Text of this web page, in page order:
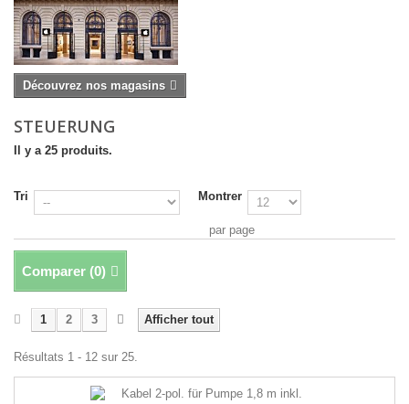
Découvrez nos magasins
STEUERUNG
Il y a 25 produits.
Tri Montrer
par page
Comparer (0)
Afficher tout
1 2 3
Résultats 1 - 12 sur 25.